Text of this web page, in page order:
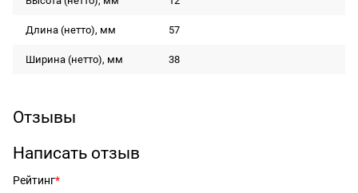
Длина (нетто), мм 57
Ширина (нетто), мм 38
Отзывы
Написать отзыв
Рейтинг